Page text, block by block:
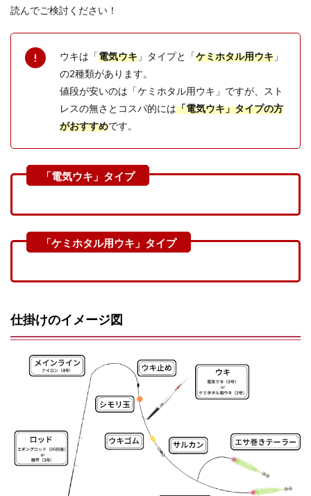
読んでご検討ください！
ウキは「電気ウキ 」タイプと「ケミホタル用ウキ 」
の2種類があります。
値段が安いのは「ケミホタル用ウキ」ですが、スト
レスの無さとコスパ的には「電気ウキ」タイプの方
がおすすめです。
仕掛けのイメージ図